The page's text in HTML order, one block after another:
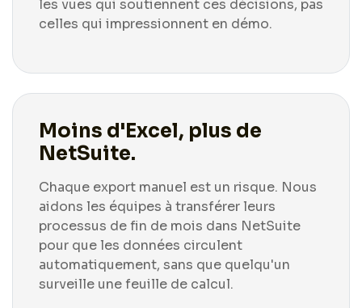
les vues qui soutiennent ces décisions, pas
celles qui impressionnent en démo.
Moins d'Excel, plus de
NetSuite.
Chaque export manuel est un risque. Nous
aidons les équipes à transférer leurs
processus de fin de mois dans NetSuite
pour que les données circulent
automatiquement, sans que quelqu'un
surveille une feuille de calcul.